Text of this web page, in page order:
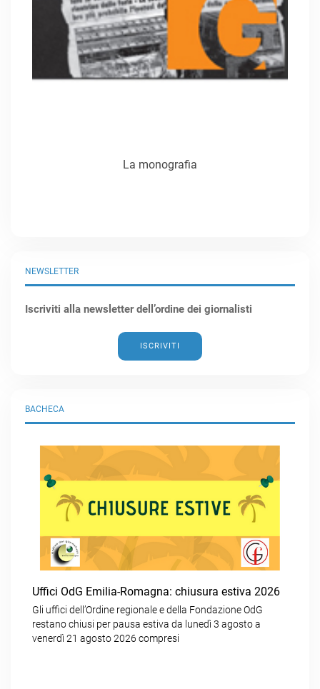
BACHECA
Uffici OdG Emilia-Romagna: chiusura estiva 2026
Gli uffici dell’Ordine regionale e della Fondazione OdG
restano chiusi per pausa estiva da lunedì 3 agosto a
venerdì 21 agosto 2026 compresi
NEWSLETTER
Iscriviti alla newsletter dell’ordine dei giornalisti
ISCRIVITI
La monografia